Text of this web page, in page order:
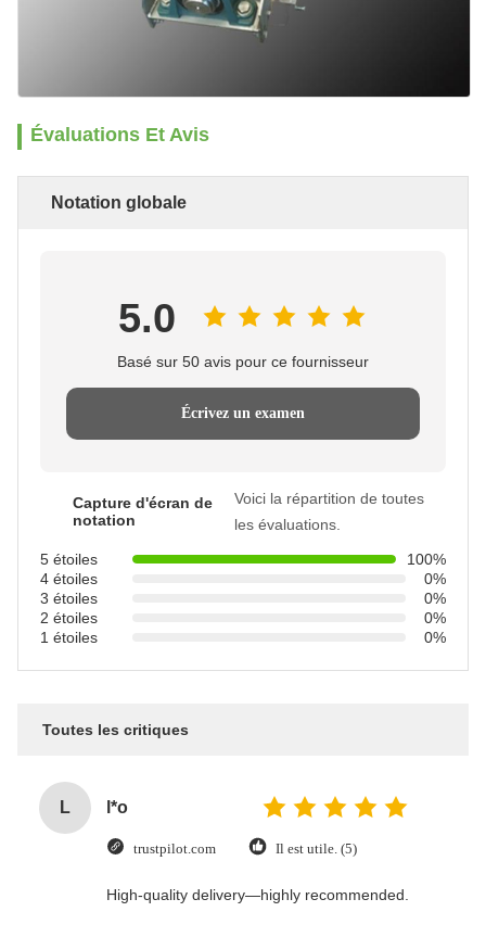
Évaluations Et Avis
Notation globale
5.0
Basé sur 50 avis pour ce fournisseur
Écrivez un examen
Capture d'écran de
notation
Voici la répartition de toutes
les évaluations.
5 étoiles
100%
4 étoiles
0%
3 étoiles
0%
2 étoiles
0%
1 étoiles
0%
Toutes les critiques
L l*o
trustpilot.com Il est utile. (5)
High-quality delivery—highly recommended.